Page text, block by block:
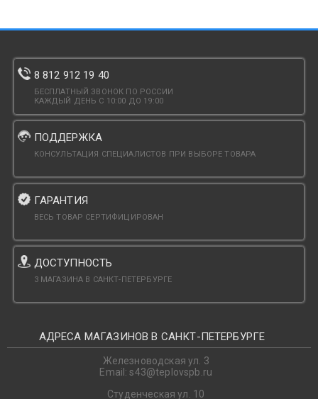
8 812 912 19 40
БЕСПЛАТНЫЙ ЗВОНОК ПО РОССИИ
КАЖДЫЙ ДЕНЬ С 10:00 ДО 19:00
ПОДДЕРЖКА
КОНСУЛЬТАЦИЯ СПЕЦИАЛИСТОВ ПРИ ВЫБОРЕ ТОВАРА
ГАРАНТИЯ
ВЕСЬ ТОВАР СЕРТИФИЦИРОВАН
ДОСТУПНОСТЬ
3 МАГАЗИНА В САНКТ-ПЕТЕРБУРГЕ
АДРЕСА МАГАЗИНОВ В САНКТ-ПЕТЕРБУРГЕ
Железноводская ул. 3
Email: s43@teplovspb.ru
Студенческая ул. 10